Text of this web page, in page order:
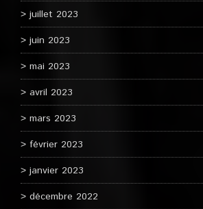
juillet 2023
juin 2023
mai 2023
avril 2023
mars 2023
février 2023
janvier 2023
décembre 2022